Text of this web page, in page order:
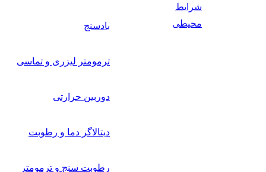
شرایط
محیطی
بادسنج
ترمومتر لیزری و تماسی
دوربین حرارتی
دیتالاگر دما و رطوبت
رطوبت سنج و ترمومتر